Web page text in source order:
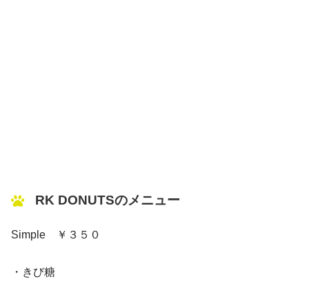
RK DONUTSのメニュー
Simple ￥３５０
・きび糖